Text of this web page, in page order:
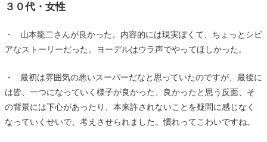
３０代・女性
・ 山本龍二さんが良かった。内容的には現実ぽくて、ちょっとシビ
アなストーリーだった。ヨーデルはウラ声でやってほしかった。
・ 最初は雰囲気の悪いスーパーだなと思っていたのですが、最後に
は皆、一つになっていく様子が良かった、良かったと思う反面、そ
の背景には下心があったり、本来許されないことを疑問に感じなく
なっていくせいで、考えさせられました。慣れってこわいですね。